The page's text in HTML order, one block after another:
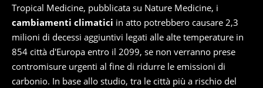
Tropical Medicine, pubblicata su Nature Medicine, i
cambiamenti climatici in atto potrebbero causare 2,3
milioni di decessi aggiuntivi legati alle alte temperature in
854 città d'Europa entro il 2099, se non verranno prese
contromisure urgenti al fine di ridurre le emissioni di
carbonio. In base allo studio, tra le città più a rischio del